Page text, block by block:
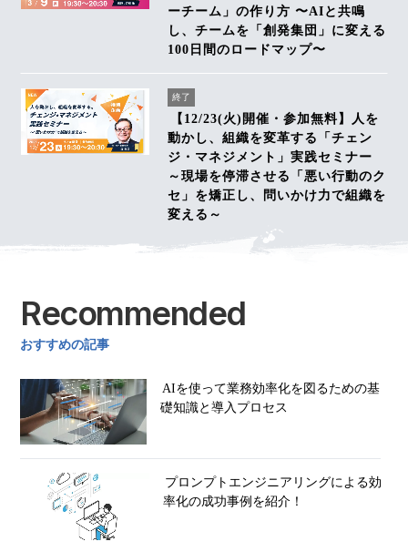
ーチーム」の作り方 〜AIと共鳴
し、チームを「創発集団」に変える
100日間のロードマップ〜
終了
【12/23(火)開催・参加無料】人を
動かし、組織を変革する「チェン
ジ・マネジメント」実践セミナー
～現場を停滞させる「悪い行動のク
セ」を矯正し、問いかけ力で組織を
変える～
Recommended
おすすめの記事
AIを使って業務効率化を図るための基
礎知識と導入プロセス
プロンプトエンジニアリングによる効
率化の成功事例を紹介！